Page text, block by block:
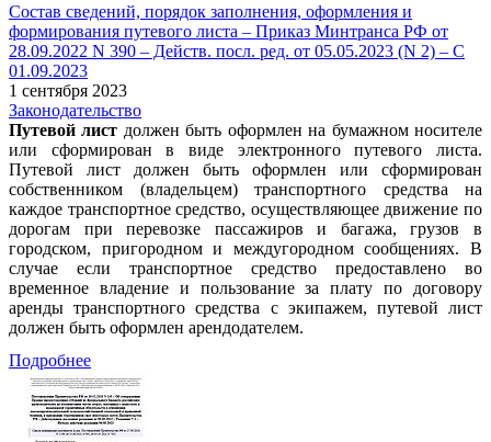
Состав сведений, порядок заполнения, оформления и
формирования путевого листа – Приказ Минтранса РФ от
28.09.2022 N 390 – Действ. посл. ред. от 05.05.2023 (N 2) – С
01.09.2023
1 сентября 2023
Законодательство
Путевой лист должен быть оформлен на бумажном носителе
или сформирован в виде электронного путевого листа.
Путевой лист должен быть оформлен или сформирован
собственником (владельцем) транспортного средства на
каждое транспортное средство, осуществляющее движение по
дорогам при перевозке пассажиров и багажа, грузов в
городском, пригородном и междугородном сообщениях. В
случае если транспортное средство предоставлено во
временное владение и пользование за плату по договору
аренды транспортного средства с экипажем, путевой лист
должен быть оформлен арендодателем.
Подробнее